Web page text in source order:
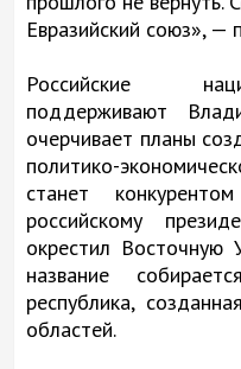
Евразийский союз»,
Российские
поддерживают
очерчивает планы
политико-
станет
российскому
окрестил Восточную
название
республика,
областей.